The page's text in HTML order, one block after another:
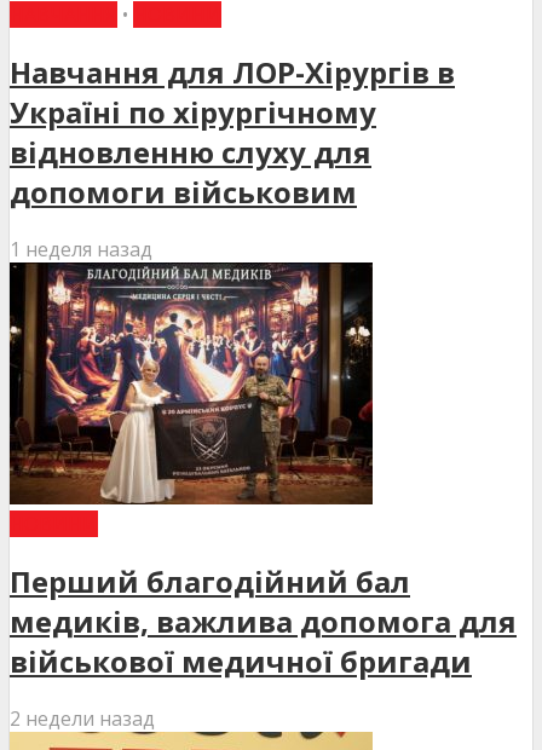
•
Навчання для ЛОР-Хірургів в
Україні по хірургічному
відновленню слуху для
допомоги військовим
1 неделя назад
Перший благодійний бал
медиків, важлива допомога для
військової медичної бригади
2 недели назад